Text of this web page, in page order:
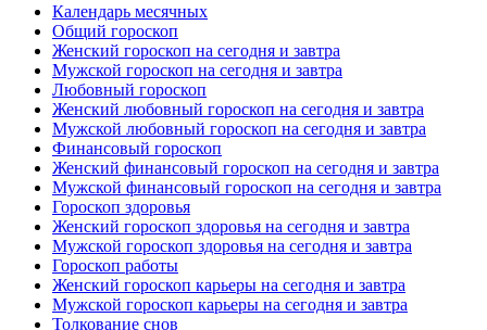
Календарь месячных
Общий гороскоп
Женский гороскоп на сегодня и завтра
Мужской гороскоп на сегодня и завтра
Любовный гороскоп
Женский любовный гороскоп на сегодня и завтра
Мужской любовный гороскоп на сегодня и завтра
Финансовый гороскоп
Женский финансовый гороскоп на сегодня и завтра
Мужской финансовый гороскоп на сегодня и завтра
Гороскоп здоровья
Женский гороскоп здоровья на сегодня и завтра
Мужской гороскоп здоровья на сегодня и завтра
Гороскоп работы
Женский гороскоп карьеры на сегодня и завтра
Мужской гороскоп карьеры на сегодня и завтра
Толкование снов